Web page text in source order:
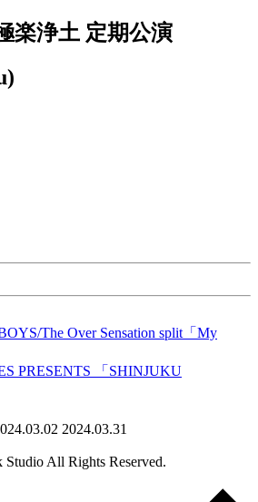
楽浄土 定期公演
The Over Sensation split「My
PRESENTS 「SHINJUKU
2024.03.31
All Rights Reserved.